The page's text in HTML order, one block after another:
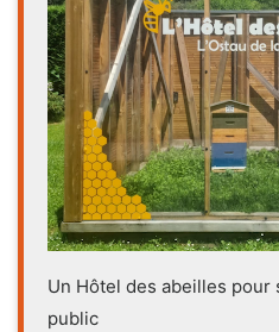
Un Hôtel des abeilles
public